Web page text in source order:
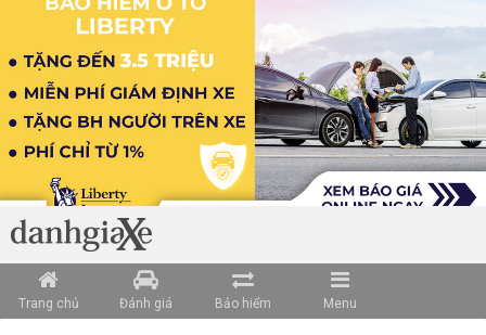
Trang chủ Đánh giá Bảo hiểm Menu